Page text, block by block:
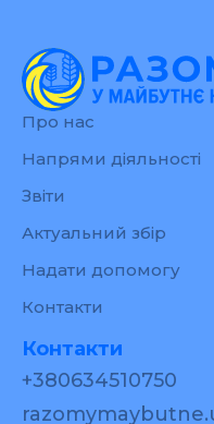
Про нас
Напрями діяльності
Звіти
Актуальний збір
Надати допомогу
Контакти
Контакти
+380634510750